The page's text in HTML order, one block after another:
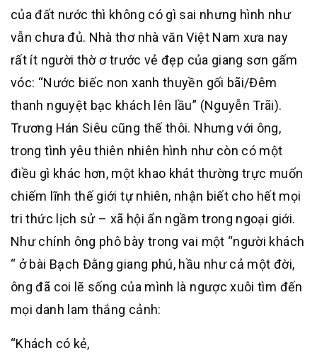
của đất nước thì không có gì sai nhưng hình như
vẫn chưa đủ. Nhà thơ nhà văn Việt Nam xưa nay
rất ít người thờ ơ trước vẻ đẹp của giang sơn gấm
vóc: “Nước biếc non xanh thuyền gối bãi/Đêm
thanh nguyệt bạc khách lên lầu” (Nguyễn Trãi).
Trương Hán Siêu cũng thế thôi. Nhưng với ông,
trong tình yêu thiên nhiên hình như còn có một
điều gì khác hơn, một khao khát thường trực muốn
chiếm lĩnh thế giới tự nhiên, nhận biết cho hết mọi
tri thức lịch sử – xã hội ẩn ngầm trong ngoại giới.
Như chính ông phô bày trong vai một “người khách
“ ở bài Bạch Đằng giang phú, hầu như cả một đời,
ông đã coi lẽ sống của mình là ngược xuôi tìm đến
mọi danh lam thắng cảnh:
“Khách có kẻ,